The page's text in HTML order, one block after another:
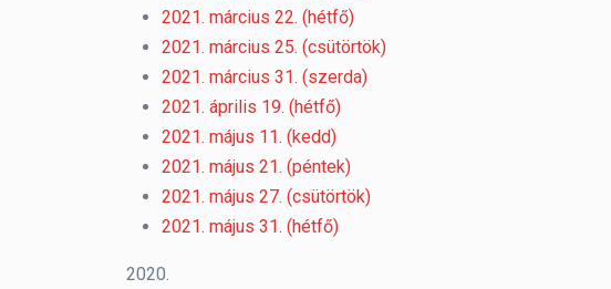
2021. március 22. (hétfő)
2021. március 25. (csütörtök)
2021. március 31. (szerda)
2021. április 19. (hétfő)
2021. május 11. (kedd)
2021. május 21. (péntek)
2021. május 27. (csütörtök)
2021. május 31. (hétfő)
2020.